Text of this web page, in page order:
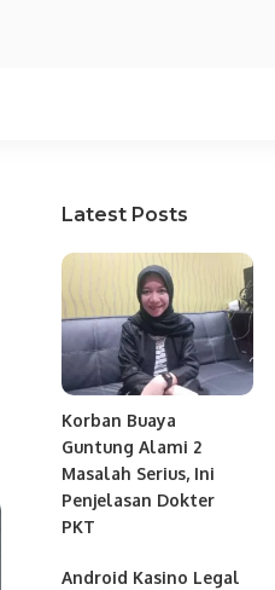
Latest Posts
Korban Buaya
Guntung Alami 2
Masalah Serius, Ini
Penjelasan Dokter
PKT
Android Kasino Legal